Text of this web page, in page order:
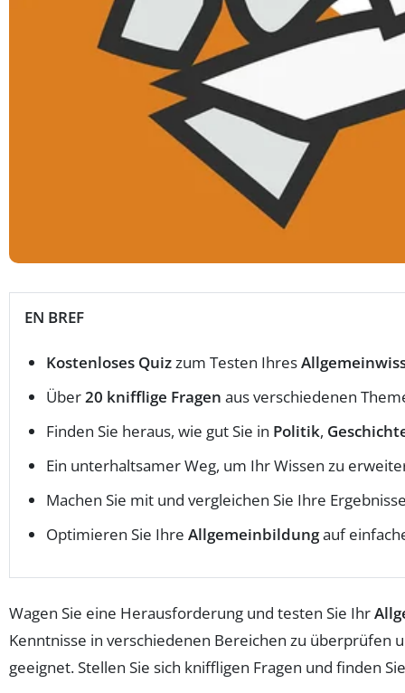
EN BREF
Kostenloses Quizzum Testen Ihres
Über20 knifflige Fragen aus verschiedenen
Finden Sie heraus, wie gut Sie in Politik,
Ein unterhaltsamer Weg, um Ihr Wissen zu
Machen Sie mit und vergleichen Sie Ihre
Optimieren Sie Ihre Allgemeinbildungauf
Wagen Sie eine Herausforderung und testen Sie Ihr
Kenntnisse in verschiedenen Bereichen zu überprüfen
geeignet. Stellen Sie sich kniffligen Fragen und finden